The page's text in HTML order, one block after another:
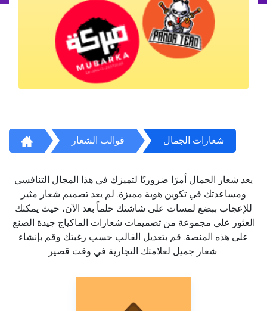
قوالب الشعار شعارات الجمال
يعد شعار الجمال أمرًا ضروريًا لتميزك في هذا المجال التنافسي
ومساعدتك في تكوين هوية مميزة. لم يعد تصميم شعار مثير
للإعجاب ببضع لمسات على شاشتك حلماً بعد الآن، حيث يمكنك
العثور على مجموعة من تصميمات شعارات الماكياج جيدة الصنع
على هذه المنصة. قم بتعديل القالب حسب رغبتك وقم بإنشاء
شعار جميل لعلامتك التجارية في وقت قصير.